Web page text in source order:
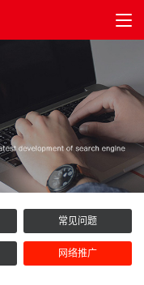
常见问题
网络推广